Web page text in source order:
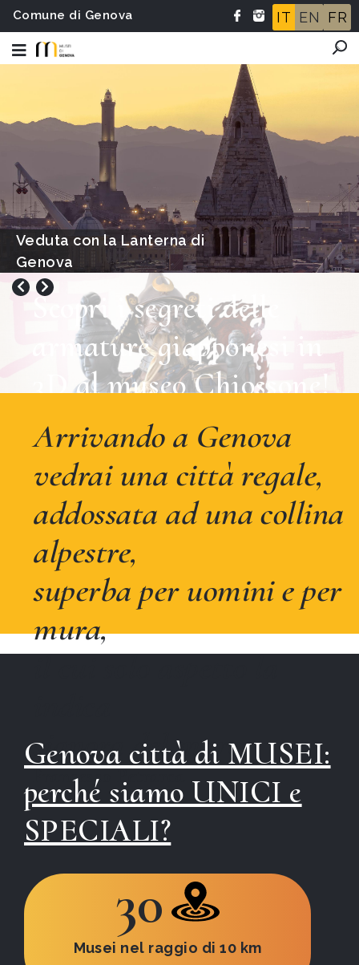
Comune di Genova IT EN FR
Veduta con la Lanterna di
Genova
Scopri i segreti delle
armature giapponesi in
3D al museo Chiossone!
Vai alla pagina dedicata e ammira le
armature giapponesi sapientemente
ricostruite con la realtà virtuale
Arrivando a Genova
vedrai una città regale,
addossata ad una collina
alpestre,
superba per uomini e per
mura,
signora del mare
Francesco Petrarca
Genova città di MUSEI:
perché siamo UNICI e
SPECIALI?
30
Musei nel raggio di 10 km